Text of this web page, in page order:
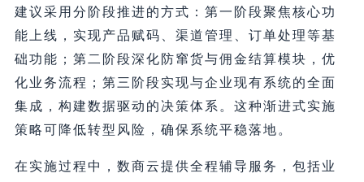
建议采用分阶段推进的方式：第一阶段聚焦核心功
能上线，实现产品赋码、渠道管理、订单处理等基
础功能；第二阶段深化防窜货与佣金结算模块，优
化业务流程；第三阶段实现与企业现有系统的全面
集成，构建数据驱动的决策体系。这种渐进式实施
策略可降低转型风险，确保系统平稳落地。
在实施过程中，数商云提供全程辅导服务，包括业